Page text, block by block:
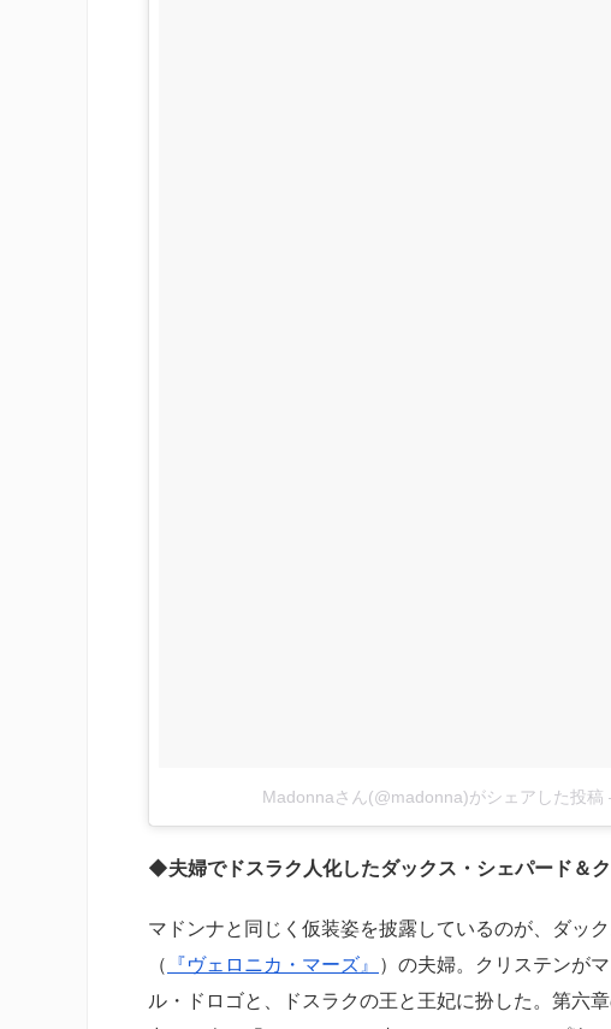
Madonnaさん(@madonna)がシェアした投稿
◆夫婦でドスラク人化したダックス・シェパード＆
マドンナと同じく仮装姿を披露しているのが、ダッ
（ 『ヴェロニカ・マーズ』 ）の夫婦。クリステンが
ル・ドロゴと、ドスラクの王と王妃に扮した。第六